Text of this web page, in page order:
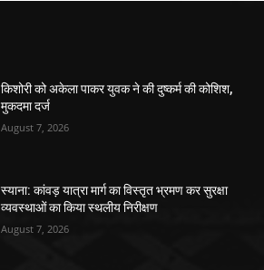
किशोरी को अकेला पाकर युवक ने की दुष्कर्म की कोशिश,
मुकदमा दर्ज
August 7, 2026
स्याना: कांवड़ यात्रा मार्ग का विस्तृत भ्रमण कर सुरक्षा
व्यवस्थाओं का किया स्थलीय निरीक्षण
August 7, 2026